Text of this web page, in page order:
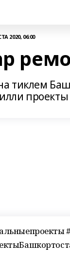
2020, 06:00
тиклем
проекты